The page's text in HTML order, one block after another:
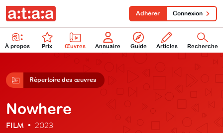
À propos Prix Œuvres Annuaire Guide Articles Recherche
Adhérer Connexion
Répertoire des œuvres
Nowhere
FILM • 2023